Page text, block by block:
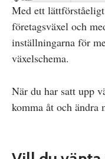
Med ett
företagsväxel och
inställningarna för
växelschema.
När du har satt upp
komma åt och ändra